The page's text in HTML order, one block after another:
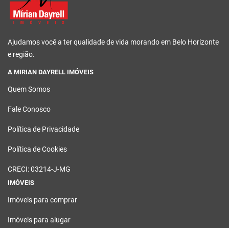
Ajudamos você a ter qualidade de vida morando em Belo Horizonte
e região.
A MIRIAN DAYRELL IMÓVEIS
Quem Somos
Fale Conosco
Política de Privacidade
Política de Cookies
CRECI: 03214-J-MG
IMÓVEIS
Imóveis para comprar
Imóveis para alugar